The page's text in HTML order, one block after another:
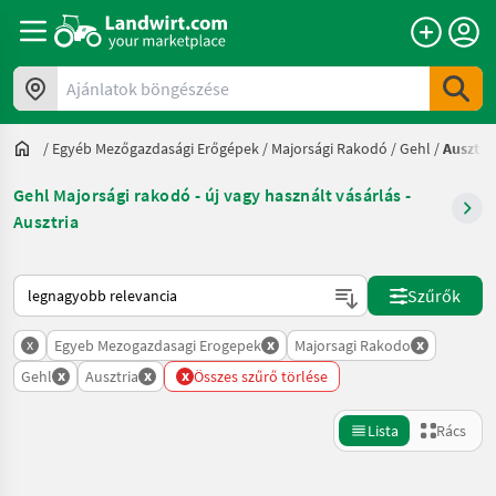
Ajánlatok böngészése
/ Egyéb Mezőgazdasági Erőgépek / Majorsági Rakodó /Gehl /
Gehl Majorsági rakodó - új vagy használt vásárlás -
Ausztria
Így van sorba rendezve a Landwirt.com-on
Szűrők
x Egyeb Mezogazdasagi Erogepek x Majorsagi Rakodo x
Gehl x Ausztria x x Összes szűrő törlése
Lista Rács